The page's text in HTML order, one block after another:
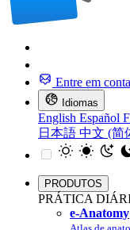
Entre em
Idiomas
English Español
日本語 中文 (简
PRODUTOS
PRÁTICA
e-Anatomy